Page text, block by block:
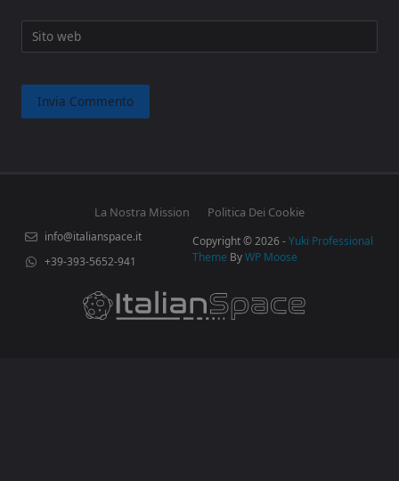
Sito web
La Nostra Mission Politica Dei Cookie
info@italianspace.it
+39-393-5652-941
Copyright © 2026 -Yuki Professional
Theme ByWP Moose